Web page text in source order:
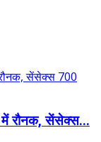
रौनक, सेंसेक्स...